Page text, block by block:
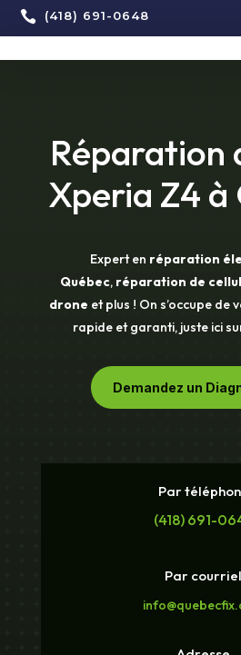
 (418) 691-0648
Réparation
Xperia Z4 à
Expert en réparation
Québec, réparation de
drone et plus ! On s’occupe de
rapide et garanti, juste ici
Demandez un
Par
(418) 691-
Par courriel